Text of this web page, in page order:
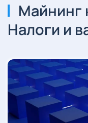
Майнинг
Налоги и